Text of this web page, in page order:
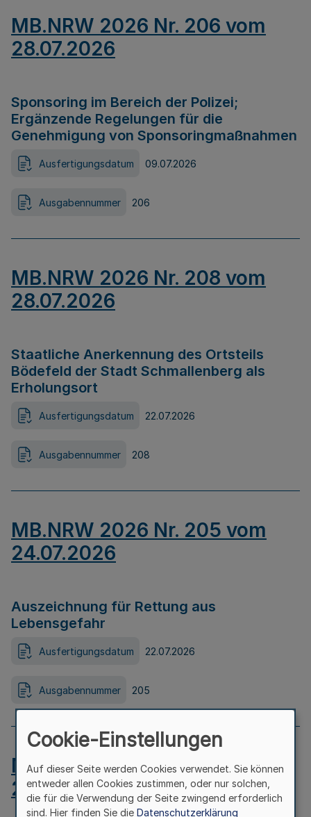
MB.NRW 2026 Nr. 206 vom
28.07.2026
Sponsoring im Bereich der Polizei;
Ergänzende Regelungen für die
Genehmigung von Sponsoringmaßnahmen
Ausfertigungsdatum 09.07.2026
Ausgabennummer 206
MB.NRW 2026 Nr. 208 vom
28.07.2026
Staatliche Anerkennung des Ortsteils
Bödefeld der Stadt Schmallenberg als
Erholungsort
Ausfertigungsdatum 22.07.2026
Ausgabennummer 208
MB.NRW 2026 Nr. 205 vom
24.07.2026
Auszeichnung für Rettung aus
Lebensgefahr
Ausfertigungsdatum 22.07.2026
Ausgabennummer 205
MB.NRW 2026 Nr. 204 vom
24.07.2026
Cookie-Einstellungen
Auf dieser Seite werden Cookies verwendet. Sie können
entweder allen Cookies zustimmen, oder nur solchen,
die für die Verwendung der Seite zwingend erforderlich
sind. Hier finden Sie die Datenschutzerklärung